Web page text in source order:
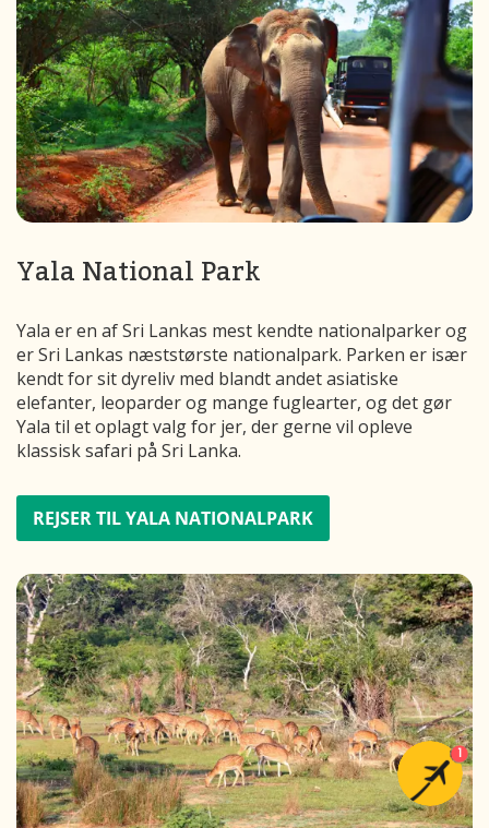
Yala National Park
Yala er en af Sri Lankas mest kendte nationalparker og
er Sri Lankas næststørste nationalpark. Parken er især
kendt for sit dyreliv med blandt andet asiatiske
elefanter, leoparder og mange fuglearter, og det gør
Yala til et oplagt valg for jer, der gerne vil opleve
klassisk safari på Sri Lanka.
REJSER TIL YALA NATIONALPARK
1